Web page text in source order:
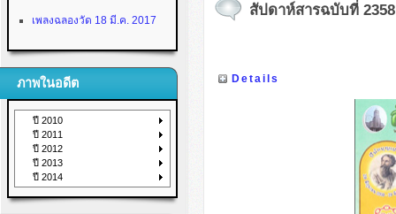
เพลงฉลองวัด 18 มี.ค. 2017
ภาพในอดีต
ปี 2010
ปี 2011
ปี 2012
ปี 2013
ปี 2014
สัปดาห์สารฉบับที่
Details